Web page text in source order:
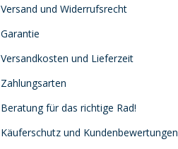
Versand und Widerrufsrecht
Garantie
Versandkosten und Lieferzeit
Zahlungsarten
Beratung für das richtige Rad!
Käuferschutz und Kundenbewertungen